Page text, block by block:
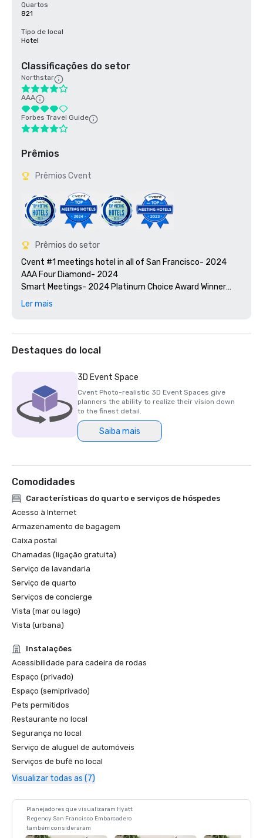
Quartos
821
Tipo de local
Hotel
Classificações do setor
Northstar
AAA
Forbes Travel Guide
Prêmios
Prêmios Cvent
Prêmios do setor
Cvent #1 meetings hotel in all of San Francisco- 2024
AAA Four Diamond- 2024
Smart Meetings- 2024 Platinum Choice Award Winner
Travel + Leisure’s 2025 World’s Best Awards
Support Staff"
2024 Northstar Stella Award - Bronze Medal, "Best
2024 Northstar Stella Award - Bronze Medal, "Best On-
Site Support Staff"
2024 Northstar Stella Award - Finalist, "Best
Hotel/Resort Event Space"
2024 Condé Nast Traveler’s Readers’ Choice Awards – Top
Ler mais
Destaques do local
3D Event Space
Cvent Photo-realistic 3D Event Spaces give
planners the ability to realize their vision down
to the finest detail.
Saiba mais
Comodidades
Características do quarto e serviços de hóspedes
Acesso à Internet
Armazenamento de bagagem
Caixa postal
Chamadas (ligação gratuita)
Serviço de lavandaria
Serviço de quarto
Serviços de concierge
Vista (mar ou lago)
Vista (urbana)
Instalações
Acessibilidade para cadeira de rodas
Espaço (privado)
Espaço (semiprivado)
Pets permitidos
Restaurante no local
Segurança no local
Serviço de aluguel de automóveis
Serviços de bufê no local
Visualizar todas as (7)
Planejadores que visualizaram Hyatt
Regency San Francisco Embarcadero
também consideraram